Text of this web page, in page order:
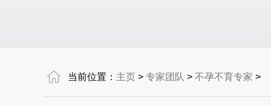
当前位置： 主页 > 专家团队 > 不孕不育专家 >